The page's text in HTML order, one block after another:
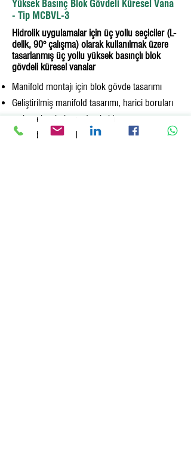
Yüksek Basınç Blok Gövdeli Küresel Vana
- Tip MCBVL-3
Hidrolik uygulamalar için üç yollu seçiciler (L-
delik, 90° çalışma) olarak kullanılmak üzere
tasarlanmış üç yollu yüksek basınçlı blok
gövdeli küresel vanalar
Manifold montajı için blok gövde tasarımı
Geliştirilmiş manifold tasarımı, harici boruları
ve konektörleri ortadan kaldırır
Kol ile birlikte verilir